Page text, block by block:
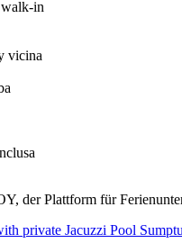
in
vicina
der Plattform für
private Jacuzzi Pool